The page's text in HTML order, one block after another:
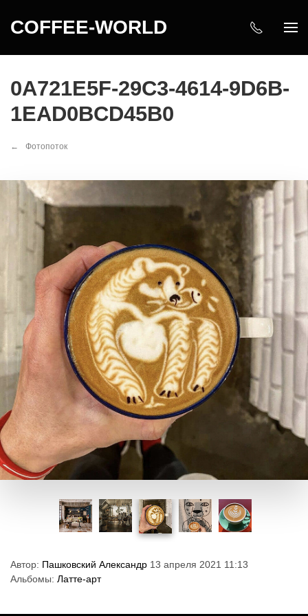
COFFEE-WORLD
0A721E5F-29C3-4614-9D6B-
1EAD0BCD45B0
Фотопоток
Автор: Пашковский Александр 13 апреля 2021 11:13
Альбомы: Латте-арт